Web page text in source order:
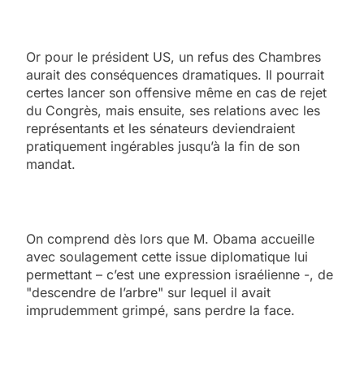
Or pour le président US, un refus des Chambres
aurait des conséquences dramatiques. Il pourrait
certes lancer son offensive même en cas de rejet
du Congrès, mais ensuite, ses relations avec les
représentants et les sénateurs deviendraient
pratiquement ingérables jusqu’à la fin de son
mandat.
On comprend dès lors que M. Obama accueille
avec soulagement cette issue diplomatique lui
permettant – c’est une expression israélienne -, de
"descendre de l’arbre" sur lequel il avait
imprudemment grimpé, sans perdre la face.